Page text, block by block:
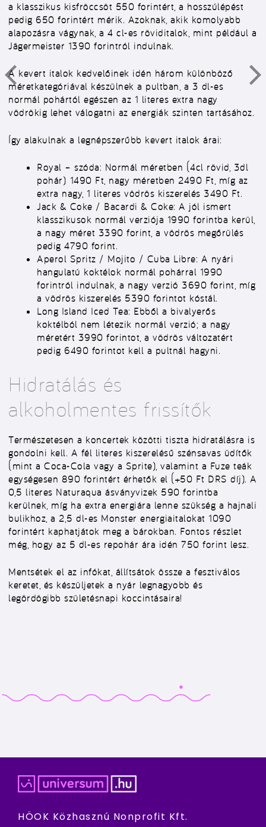
a klasszikus kisfröccsöt 550 forintért, a hosszúlépést
pedig 650 forintért mérik. Azoknak, akik komolyabb
alapozásra vágynak, a 4 cl-es röviditalok, mint például a
Jägermeister 1390 forintról indulnak.
A kevert italok kedvelőinek idén három különböző
méretkategóriával készülnek a pultban, a 3 dl-es
normál pohártól egészen az 1 literes extra nagy
vödrökig lehet válogatni az energiák szinten tartásához.
Így alakulnak a legnépszerűbb kevert italok árai:
Royal – szóda: Normál méretben (4cl rövid, 3dl
pohár) 1490 Ft, nagy méretben 2490 Ft, míg az
extra nagy, 1 literes vödrös kiszerelés 3490 Ft.
Jack & Coke / Bacardi & Coke: A jól ismert
klasszikusok normál verziója 1990 forintba kerül,
a nagy méret 3390 forint, a vödrös megőrülés
pedig 4790 forint.
Aperol Spritz / Mojito / Cuba Libre: A nyári
hangulatú koktélok normál pohárral 1990
forintról indulnak, a nagy verzió 3690 forint, míg
a vödrös kiszerelés 5390 forintot kóstál.
Long Island Iced Tea: Ebből a bivalyerős
koktélból nem létezik normál verzió; a nagy
méretért 3990 forintot, a vödrös változatért
pedig 6490 forintot kell a pultnál hagyni.
Hidratálás és
alkoholmentes frissítők
Természetesen a koncertek közötti tiszta hidratálásra is
gondolni kell. A fél literes kiszerelésű szénsavas üdítők
(mint a Coca-Cola vagy a Sprite), valamint a Fuze teák
egységesen 890 forintért érhetők el (+50 Ft DRS díj). A
0,5 literes Naturaqua ásványvizek 590 forintba
kerülnek, míg ha extra energiára lenne szükség a hajnali
bulikhoz, a 2,5 dl-es Monster energiaitalokat 1090
forintért kaphatjátok meg a bárokban. Fontos részlet
még, hogy az 5 dl-es repohár ára idén 750 forint lesz.
Mentsétek el az infókat, állítsátok össze a fesztiválos
keretet, és készüljetek a nyár legnagyobb és
legördögibb születésnapi koccintásaira!
HÖOK Közhasznú Nonprofit Kft.